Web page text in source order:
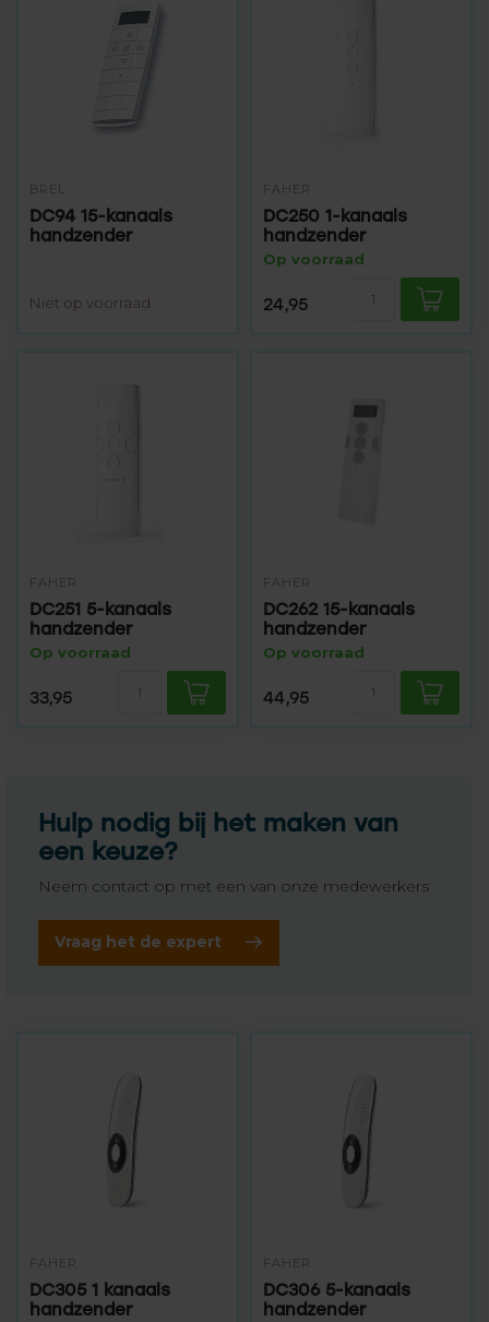
BREL
DC94 15-kanaals
handzender
Niet op voorraad
FAHER
DC250 1-kanaals
handzender
Op voorraad
24,95
FAHER
DC251 5-kanaals
handzender
Op voorraad
33,95
FAHER
DC262 15-kanaals
handzender
Op voorraad
44,95
Hulp nodig bij het maken van
een keuze?
Neem contact op met een van onze medewerkers
Vraag het de expert
FAHER
DC305 1 kanaals
handzender
FAHER
DC306 5-kanaals
handzender